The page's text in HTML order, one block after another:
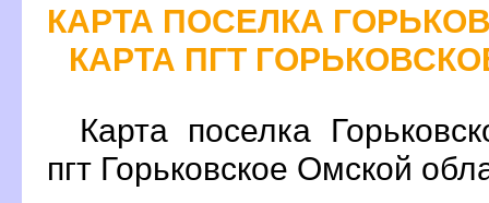
КАРТА ПОСЕЛКА
КАРТА ПГТ
Карта поселка
пгт Горьковское Омской